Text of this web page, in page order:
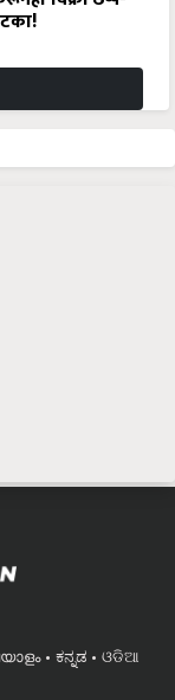
ಕನ್ನಡ
ଓଡିଆ